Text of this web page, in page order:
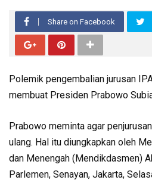
Share on Facebook
Polemik pengembalian jurusan
membuat Presiden Prabowo
Prabowo meminta agar
ulang. Hal itu diungkapkan oleh
dan Menengah (Mendikdasmen)
Parlemen, Senayan, Jakarta,